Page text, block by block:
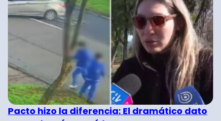
Pacto hizo la diferencia: El dramático dato